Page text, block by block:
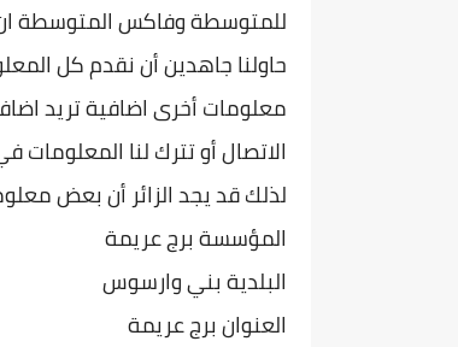
للمتوسطة وفاكس المتوسطة
حاولنا جاهدين أن نقدم كل
معلومات أخرى اضافية تريد
الاتصال أو تترك لنا المعلومات
لذلك قد يجد الزائر أن بعض
المؤسسة برج عريمة
البلدية بني وارسوس
العنوان برج عريمة